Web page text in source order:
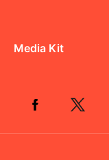
Media Kit